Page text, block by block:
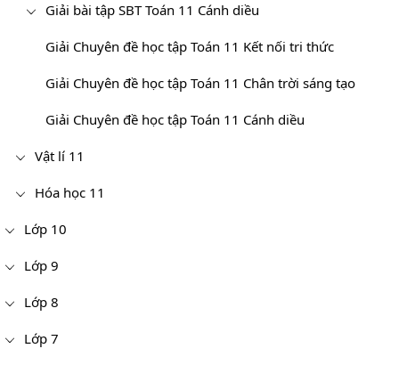
Giải bài tập SBT Toán 11 Cánh diều
Giải Chuyên đề học tập Toán 11 Kết nối tri thức
Giải Chuyên đề học tập Toán 11 Chân trời sáng tạo
Giải Chuyên đề học tập Toán 11 Cánh diều
Vật lí 11
Hóa học 11
Lớp 10
Lớp 9
Lớp 8
Lớp 7